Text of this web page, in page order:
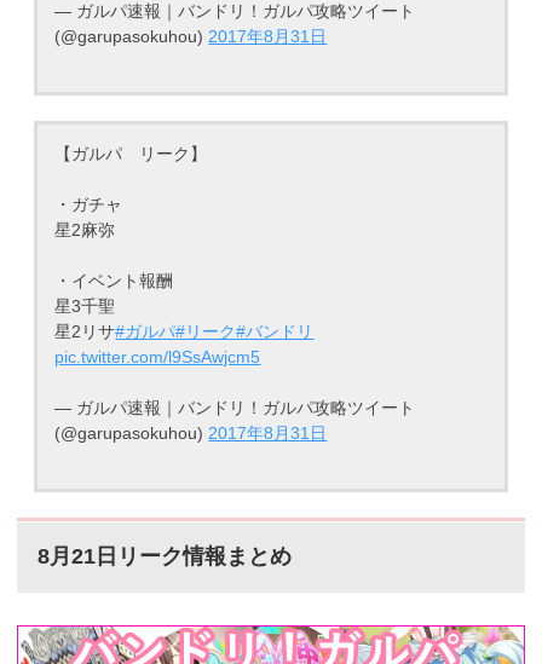
— ガルパ速報｜バンドリ！ガルパ攻略ツイート
(@garupasokuhou) 2017年8月31日
【ガルパ リーク】
・ガチャ
星2麻弥
・イベント報酬
星3千聖
星2リサ#ガルパ#リーク#バンドリ
pic.twitter.com/l9SsAwjcm5
— ガルパ速報｜バンドリ！ガルパ攻略ツイート
(@garupasokuhou) 2017年8月31日
8月21日リーク情報まとめ